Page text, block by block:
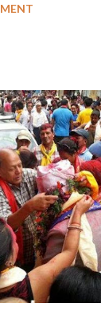
राम्रै चर्चा बटुल्न
अग्रसर हुन थाले ।
एउटा परिचय बनाइ
त्यो एकदम जबरजस्त छ
छनौटमा उनको